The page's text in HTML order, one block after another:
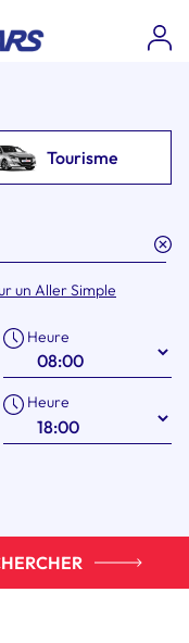
Tourisme
un Aller Simple
Heure
Heure